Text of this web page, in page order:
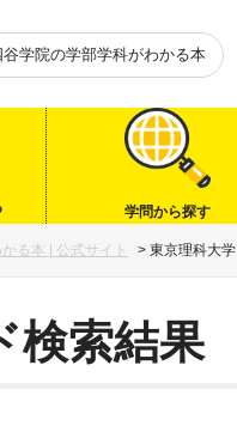
谷学院の学部学科がわかる本
学問から探す
る本 | 公式サイト > 東京理科大学
検索結果